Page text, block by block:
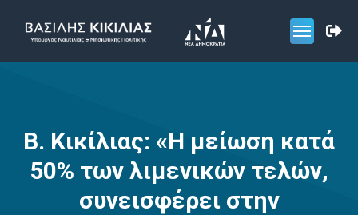
Β. Κικίλιας: «Η μείωση κατά
50% των λιμενικών τελών,
συνεισφέρει στην